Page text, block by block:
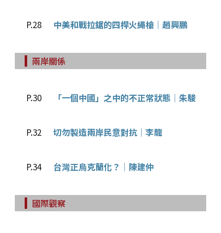
P.28 中美和戰拉鋸的四桿火繩槍｜趙興鵬
兩岸關係
P.30 「一個中國」之中的不正常狀態｜朱駿
P.32 切勿製造兩岸民意對抗｜李龍
P.34 台灣正烏克蘭化？｜陳建仲
國際觀察